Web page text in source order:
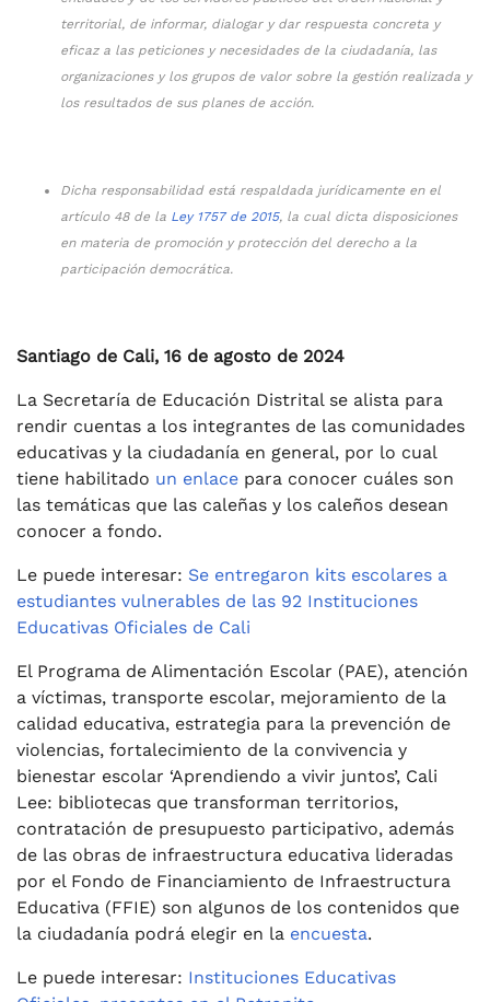
territorial, de informar, dialogar y dar respuesta concreta y
eficaz a las peticiones y necesidades de la ciudadanía, las
organizaciones y los grupos de valor sobre la gestión realizada y
los resultados de sus planes de acción.
Dicha responsabilidad está respaldada jurídicamente en el
artículo 48 de la Ley 1757 de 2015, la cual dicta disposiciones
en materia de promoción y protección del derecho a la
participación democrática.
Santiago de Cali, 16 de agosto de 2024
La Secretaría de Educación Distrital se alista para
rendir cuentas a los integrantes de las comunidades
educativas y la ciudadanía en general, por lo cual
tiene habilitado un enlace para conocer cuáles son
las temáticas que las caleñas y los caleños desean
conocer a fondo.
Le puede interesar: Se entregaron kits escolares a
estudiantes vulnerables de las 92 Instituciones
Educativas Oficiales de Cali
El Programa de Alimentación Escolar (PAE), atención
a víctimas, transporte escolar, mejoramiento de la
calidad educativa, estrategia para la prevención de
violencias, fortalecimiento de la convivencia y
bienestar escolar ‘Aprendiendo a vivir juntos’, Cali
Lee: bibliotecas que transforman territorios,
contratación de presupuesto participativo, además
de las obras de infraestructura educativa lideradas
por el Fondo de Financiamiento de Infraestructura
Educativa (FFIE) son algunos de los contenidos que
la ciudadanía podrá elegir en la encuesta.
Le puede interesar: Instituciones Educativas